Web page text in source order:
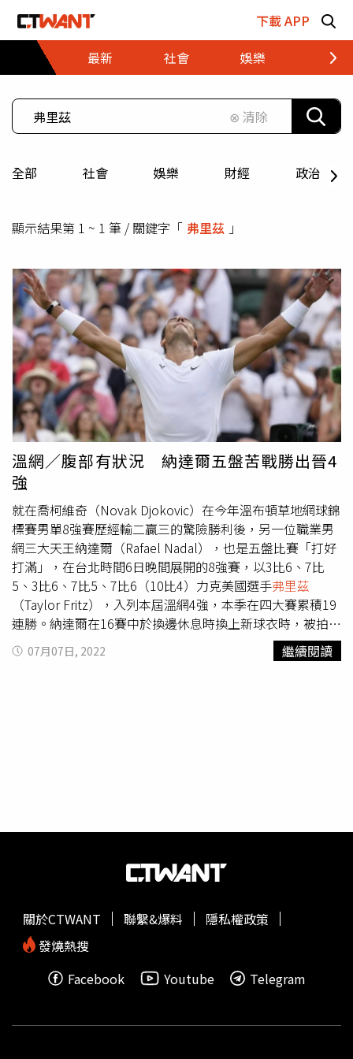
下載 APP
最新
社會 娛樂 財經
⊗ 清除
全部 社會 娛樂 財經 政治
顯示結果第 1 ~ 1 筆 / 關鍵字「 弗里茲 」
溫網／腹部有狀況 納達爾五盤苦戰勝出晉4
強
就在喬柯維奇（Novak Djokovic）在今年溫布頓草地網球錦
標賽男單8強賽歷經輸二贏三的驚險勝利後，另一位職業男
網三大天王納達爾（Rafael Nadal），也是五盤比賽「打好
打滿」，在台北時間6日晚間展開的8強賽，以3比6、7比
5、3比6、7比5、7比6（10比4）力克美國選手弗里茲
（Taylor Fritz），入列本屆溫網4強，本季在四大賽累積19
連勝。納達爾在16賽中於換邊休息時換上新球衣時，被拍到
腹部做了包紮保護，也令人擔心他是否有新的傷勢，但他拒
絕談論這個問題，這場8強賽他的腹部似乎有點狀況，於第
想些和以往有點不同的方式來發球，甚至很多時候我都暗自
球場的能量幫助我挺下來。」今年已經在澳網、法網兩站四
大賽奪冠的納達爾，溫網要追尋生涯第23座大滿貫冠軍，以
及延續問鼎單季包辦所有四大賽金盃的希望，他將與澳洲好
手基瑞歐斯（Nick Kyrgios）爭奪決賽門票，納達爾表示：
「祈禱能準備好出賽，基瑞歐斯在所有場地都很擅長，特別
拿出百分之百的狀態，我會試著把握所有機會。」
07月07日, 2022 繼續閱讀
關於CTWANT 聯繫&爆料
隱私權政策
發燒熱搜
Facebook
Youtube Telegram